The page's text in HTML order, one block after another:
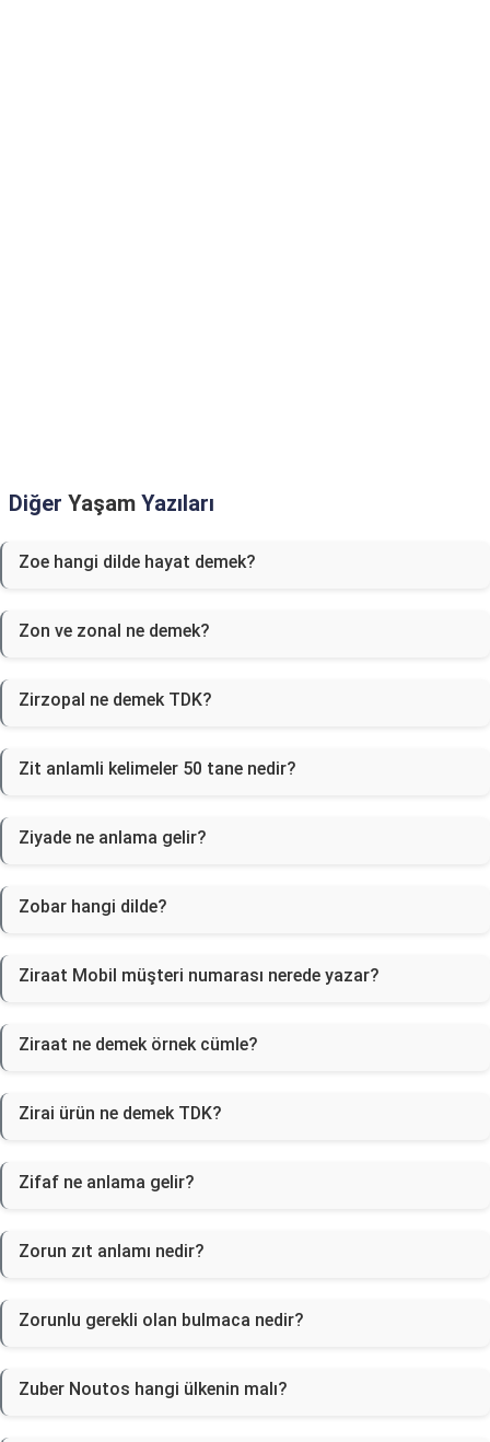
Diğer Yaşam Yazıları
Zoe hangi dilde hayat demek?
Zon ve zonal ne demek?
Zirzopal ne demek TDK?
Zit anlamli kelimeler 50 tane nedir?
Ziyade ne anlama gelir?
Zobar hangi dilde?
Ziraat Mobil müşteri numarası nerede yazar?
Ziraat ne demek örnek cümle?
Zirai ürün ne demek TDK?
Zifaf ne anlama gelir?
Zorun zıt anlamı nedir?
Zorunlu gerekli olan bulmaca nedir?
Zuber Noutos hangi ülkenin malı?